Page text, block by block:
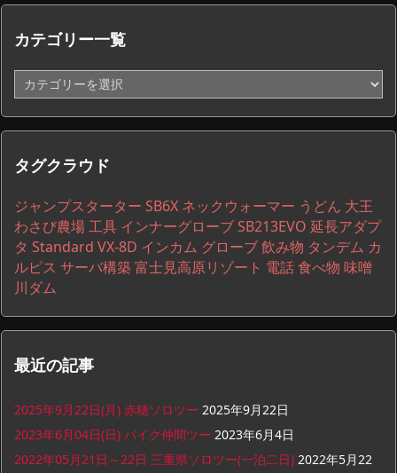
カテゴリー一覧
テ
ゴ
リ
一
タグクラウド
ジャンプスターター SB6X ネックウォーマー うどん 大王
わさび農場工具 インナーグローブSB213EVO 延長アダプ
タ Standard VX-8D インカム グローブ飲み物 タンデム カ
ルピス サーバ構築富士見高原リゾート 電話食べ物 味噌
川ダム
最近の記事
2025年9月22日(月) 赤穂ソロツー 2025年9月22日
2023年6月04日(日) バイク仲間ツー 2023年6月4日
2022年05月21日～22日 三重県ソロツー(一泊二日) 2022年5月22